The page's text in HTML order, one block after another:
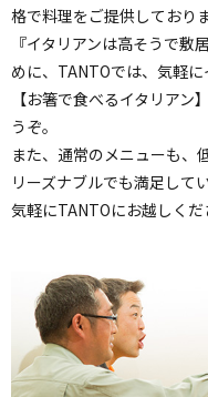
格で料理をご提供しておりま
『イタリアンは高そうで
めに、TANTOでは、気軽に
【お箸で食べるイタリア
うぞ。
また、通常のメニューも、
リーズナブルでも満足して
気軽にTANTOにお越しくだ